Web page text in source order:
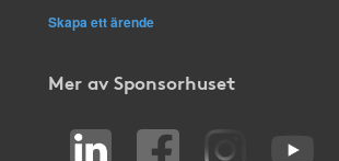
Skapa ett ärende
Mer av Sponsorhuset